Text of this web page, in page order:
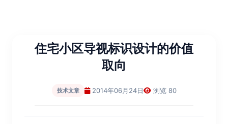
住宅小区导视标识设计的价值
取向
技术文章 2014年06月24日 浏览 80